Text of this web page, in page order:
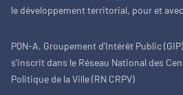
le développement territorial, pour et
PQN-A, Groupement d'Intérêt Public
s'inscrit dans le Réseau National des
Politique de la Ville (RN CRPV)